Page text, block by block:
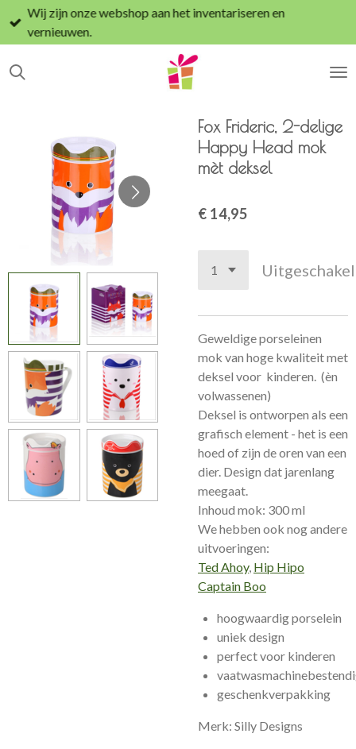
Ga
direct
de
Wij zijn onze webshop aan het inventariseren en
vernieuwen.
Fox Frideric, 2-delige
Happy Head mok
mèt deksel
€ 14,95
Geweldige porseleinen
mok van hoge kwaliteit met
deksel voor kinderen. (èn
volwassenen)
Deksel is ontworpen als een
grafisch element - het is een
hoed of zijn de oren van een
dier. Design dat jarenlang
meegaat.
Inhoud mok: 300 ml
We hebben ook nog andere
uitvoeringen:
Ted Ahoy, Hip Hipo
Captain Boo
hoogwaardig porselein
uniek design
perfect voor kinderen
geschenkverpakking
Merk: Silly Designs